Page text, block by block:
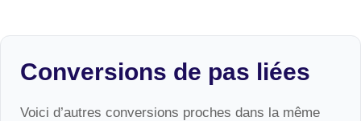
Conversions de pas liées
Voici d’autres conversions proches dans la même